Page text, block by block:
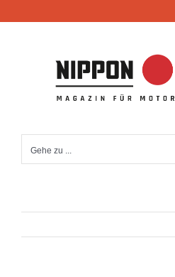
Inhalt
Gehe zu ...